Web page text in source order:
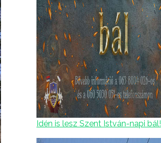
Idén is lesz Szent István-napi bál!